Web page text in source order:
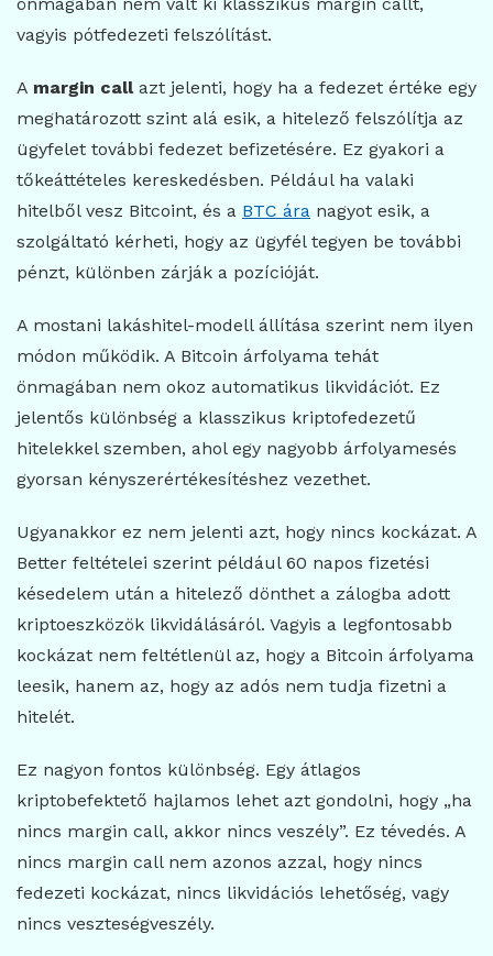
vagyis pótfedezeti felszólítást.
A margin callazt jelenti, hogy ha a fedezet értéke egy
meghatározott szint alá esik, a hitelező felszólítja az
ügyfelet további fedezet befizetésére. Ez gyakori a
tőkeáttételes kereskedésben. Például ha valaki
hitelből vesz Bitcoint, és a BTC ára nagyot esik, a
szolgáltató kérheti, hogy az ügyfél tegyen be további
pénzt, különben zárják a pozícióját.
A mostani lakáshitel-modell állítása szerint nem ilyen
módon működik. A Bitcoin árfolyama tehát
önmagában nem okoz automatikus likvidációt. Ez
jelentős különbség a klasszikus kriptofedezetű
hitelekkel szemben, ahol egy nagyobb árfolyamesés
gyorsan kényszerértékesítéshez vezethet.
Ugyanakkor ez nem jelenti azt, hogy nincs kockázat. A
Better feltételei szerint például 60 napos fizetési
késedelem után a hitelező dönthet a zálogba adott
kriptoeszközök likvidálásáról. Vagyis a legfontosabb
kockázat nem feltétlenül az, hogy a Bitcoin árfolyama
leesik, hanem az, hogy az adós nem tudja fizetni a
hitelét.
Ez nagyon fontos különbség. Egy átlagos
kriptobefektető hajlamos lehet azt gondolni, hogy „ha
nincs margin call, akkor nincs veszély”. Ez tévedés. A
nincs margin call nem azonos azzal, hogy nincs
fedezeti kockázat, nincs likvidációs lehetőség, vagy
nincs veszteségveszély.